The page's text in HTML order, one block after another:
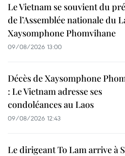
Le Vietnam se souvient du
de l’Assemblée nationale du
Xaysomphone Phomvihane
09/08/2026 13:00
Décès de Xaysomphone
: Le Vietnam adresse ses
condoléances au Laos
09/08/2026 12:43
Le dirigeant To Lam arrive à